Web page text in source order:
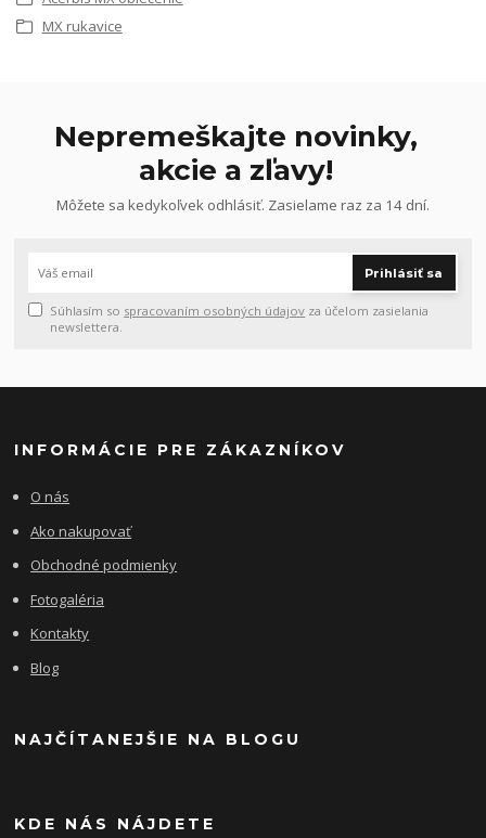
MX rukavice
Nepremeškajte novinky,
akcie a zľavy!
Môžete sa kedykoľvek odhlásiť. Zasielame raz za 14 dní.
Prihlásiť sa
Súhlasím so spracovaním osobných údajov za účelom zasielania
newslettera.
INFORMÁCIE PRE ZÁKAZNÍKOV
O nás
Ako nakupovať
Obchodné podmienky
Fotogaléria
Kontakty
Blog
NAJČÍTANEJŠIE NA BLOGU
KDE NÁS NÁJDETE